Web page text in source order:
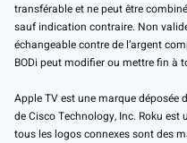
transférable et ne peut être
sauf indication contraire. Non
échangeable contre de l’argent
BODi peut modifier ou mettre fin à
Apple TV est une marque déposée
de Cisco Technology, Inc. Roku est
tous les logos connexes sont des